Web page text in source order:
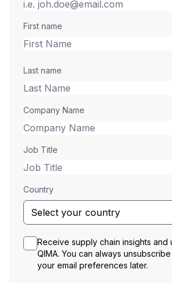
First name
Last name
Company Name
Job Title
Country
Receive supply chain insights and
QIMA. You can always
your email preferences later.